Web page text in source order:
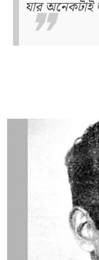
যার অনেকটাই